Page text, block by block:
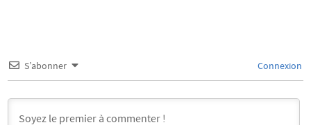
S’abonner Connexion